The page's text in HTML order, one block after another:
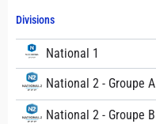
Divisions
National 1
National 2 - Groupe A
National 2 - Groupe B